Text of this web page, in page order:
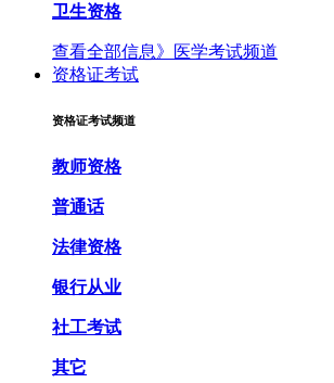
卫生资格
查看全部信息》
医学考试频道
资格证考试
资格证考试频道
教师资格
普通话
法律资格
银行从业
社工考试
其它